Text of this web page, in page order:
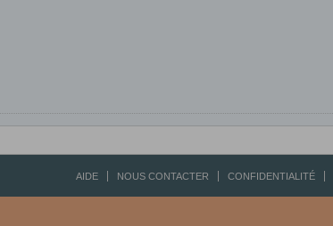
AIDE NOUS CONTACTER CONFIDENTIALITÉ